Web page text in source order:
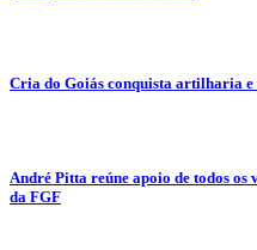
Cria do Goiás conquista artilharia
André Pitta reúne apoio de todos
da FGF